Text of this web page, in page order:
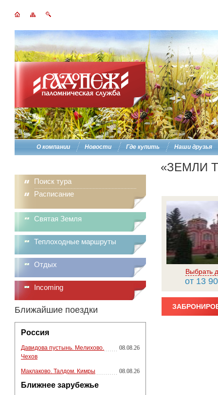
О компании Новости Где купить Наши друзья
Поиск тура
Расписание
Святая Земля
Теплоходные маршруты
Отдых
Incoming
Ближайшие поездки
Россия
Давидова пустынь. Мелихово.
Чехов
08.08.26
Маклаково. Талдом. Кимры 08.08.26
Ближнее зарубежье
«ЗЕМЛИ
Выбрать
от 13